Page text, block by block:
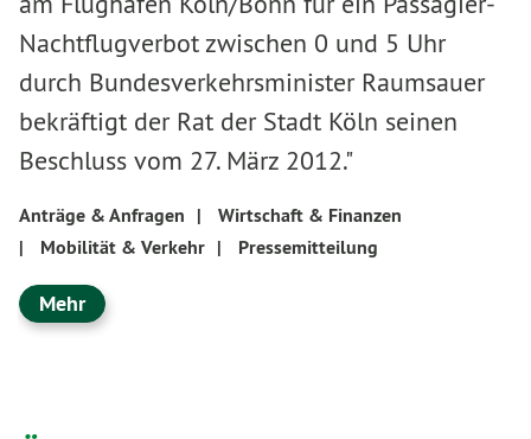
Nachtflugverbot zwischen 0 und 5 Uhr
durch Bundesverkehrsminister Raumsauer
bekräftigt der Rat der Stadt Köln seinen
Beschluss vom 27. März 2012."
Anträge & Anfragen |
Wirtschaft & Finanzen
|
Mobilität & Verkehr | Pressemitteilung
Mehr